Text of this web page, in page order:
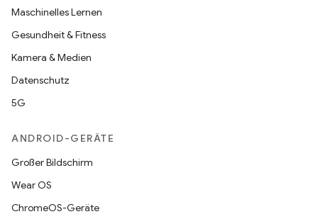
Maschinelles Lernen
Gesundheit & Fitness
Kamera & Medien
Datenschutz
5G
ANDROID-GERÄTE
Großer Bildschirm
Wear OS
ChromeOS-Geräte